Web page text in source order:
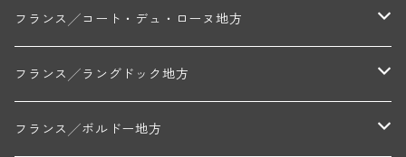
トリシェ・ディディエ
コート・デ・ブラン
ミッシェル・ジュネ
シャブリ地区
プティ・ポンティニィ(シャブリ)
アラン・マティアス(トネロワ)
コート・ド・ニュイ地区
クロード・デュガ(ジュヴレ・シャンベルタン)
コート・ド・ボーヌ地区
フランス╱コート・デュ・ローヌ地方
北部地区
ジャン・ルイ・シャーヴ(エルミタージュ)
南部地区
フランス╱ラングドック地方
コトー・デュ・ラングドック地区
フランス╱ボルドー地方